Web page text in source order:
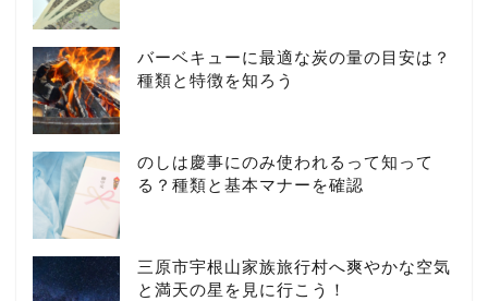
バーベキューに最適な炭の量の目安は？
種類と特徴を知ろう
のしは慶事にのみ使われるって知って
る？種類と基本マナーを確認
三原市宇根山家族旅行村へ爽やかな空気
と満天の星を見に行こう！